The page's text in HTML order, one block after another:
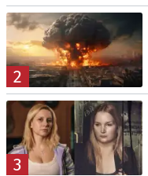
2
3